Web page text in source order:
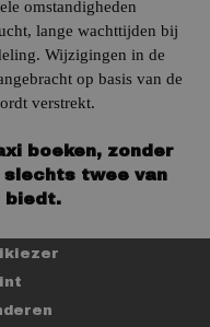
omstandigheden
lange wachttijden bij
Wijzigingen in de
op basis van de
verstrekt.
boeken, zonder
twee van
biedt.